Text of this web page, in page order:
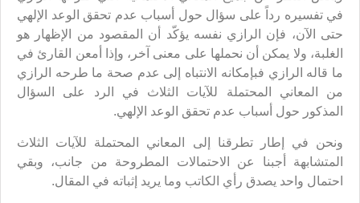
في تفسيره رداً على سؤال حول أسباب عدم تحقق الوعد الإلهي
حتى الآن، فإن الرازي نفسه يؤكّد أن المقصود من الإظهار هو
الغلبة، ولا يمكن أن نحملها على معنى آخر، وإذا أمعن القارئ في
ما قاله الرازي فبإمكانه الانتباه إلى عدم صحة ما طرحه الرازي
من المعاني المحتملة للآيات الثلاث في الرد على السؤال
المذكور حول أسباب عدم تحقق الوعد الإلهي.
ونحن في إطار تطرقنا إلى المعاني المحتملة للآيات الثلاث
المتشابهة أجبنا عن الاحتمالات المطروحة من جانب، وبقي
احتمال واحد يصدق رأي الكاتب وما يريد إثباته في المقال.